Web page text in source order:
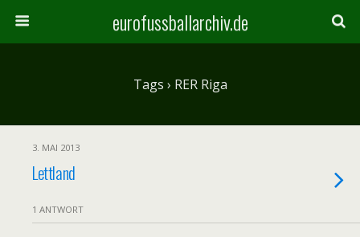
eurofussballarchiv.de
Tags › RER Riga
3. MAI 2013
Lettland
1 ANTWORT